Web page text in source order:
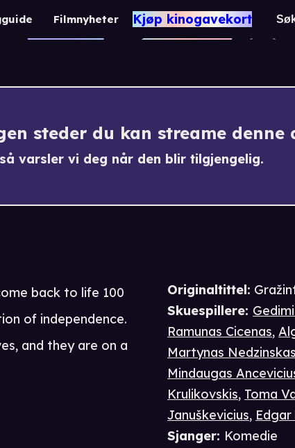
Filmnyheter Kjøp kinogavekort
steder du kan streame denne
varsler vi deg når den blir tilgjengelig.
Originaltittel:
Skuespillere:
Ramunas Cicenas,
Martynas Nedzinskas
Mindaugas
Krulikovskis, Toma
Januškevicius,
Sjanger: Komedie
back to life 100
of independence.
and they are on a